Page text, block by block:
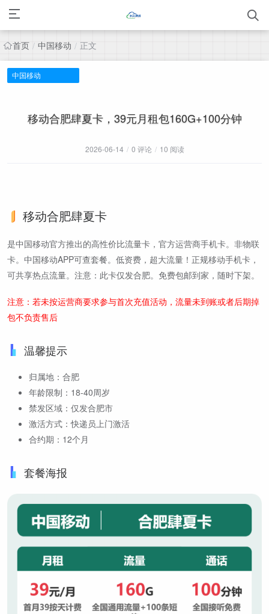
首页 / 中国移动 / 正文
中国移动
移动合肥肆夏卡，39元月租包160G+100分钟
2026-06-14 / 0 评论 / 10 阅读
移动合肥肆夏卡
是中国移动官方推出的高性价比流量卡，官方运营商手机卡。非物联
卡。中国移动APP可查套餐。低资费，超大流量！正规移动手机卡，
可共享热点流量。注意：此卡仅发合肥。免费包邮到家，随时下架。
注意：若未按运营商要求参与首次充值活动，流量未到账或者后期掉
包不负责售后
温馨提示
归属地：合肥
年龄限制：18-40周岁
禁发区域：仅发合肥市
激活方式：快递员上门激活
合约期：12个月
套餐海报